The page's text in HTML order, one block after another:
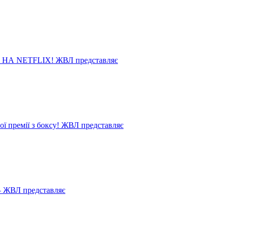
НА NETFLIX! ЖВЛ представляє
премії з боксу! ЖВЛ представляє
представляє